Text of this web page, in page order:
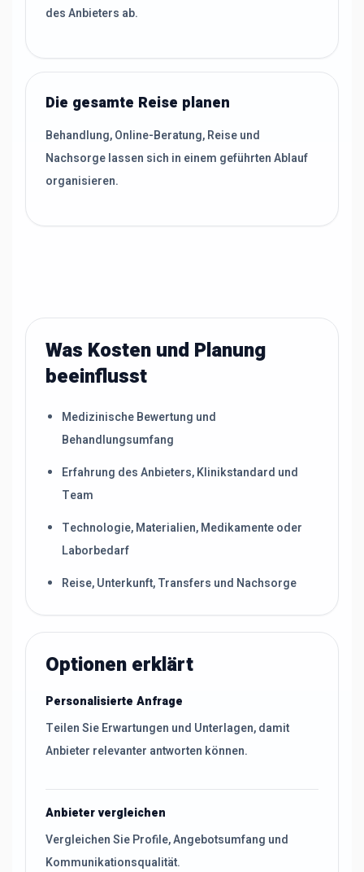
des Anbieters ab.
Die gesamte Reise planen
Behandlung, Online-Beratung, Reise und
Nachsorge lassen sich in einem geführten Ablauf
organisieren.
Was Kosten und Planung
beeinflusst
Medizinische Bewertung und
Behandlungsumfang
Erfahrung des Anbieters, Klinikstandard und
Team
Technologie, Materialien, Medikamente oder
Laborbedarf
Reise, Unterkunft, Transfers und Nachsorge
Optionen erklärt
Personalisierte Anfrage
Teilen Sie Erwartungen und Unterlagen, damit
Anbieter relevanter antworten können.
Anbieter vergleichen
Vergleichen Sie Profile, Angebotsumfang und
Kommunikationsqualität.